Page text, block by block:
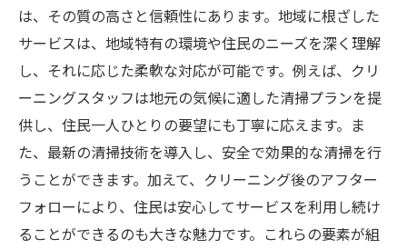
は、その質の高さと信頼性にあります。地域に根ざした
サービスは、地域特有の環境や住民のニーズを深く理解
し、それに応じた柔軟な対応が可能です。例えば、クリ
ーニングスタッフは地元の気候に適した清掃プランを提
供し、住民一人ひとりの要望にも丁寧に応えます。ま
た、最新の清掃技術を導入し、安全で効果的な清掃を行
うことができます。加えて、クリーニング後のアフター
フォローにより、住民は安心してサービスを利用し続け
ることができるのも大きな魅力です。これらの要素が組